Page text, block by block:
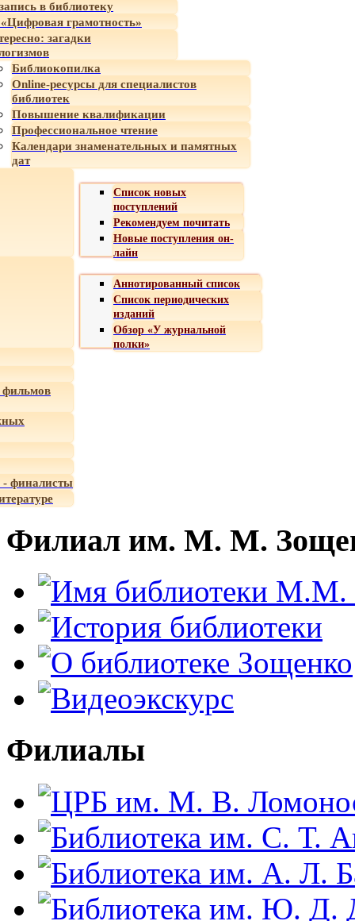
в библиотеку
грамотность»
загадки
Библиокопилка
Online-ресурсы для специалистов
библиотек
Повышение квалификации
Профессиональное чтение
Календари знаменательных и памятных
дат
Список новых
поступлений
Рекомендуем почитать
Новые поступления он-
лайн
Аннотированный список
Список периодических
изданий
Обзор «У журнальной
полки»
- финалисты
Филиал им. М. М.
Филиалы